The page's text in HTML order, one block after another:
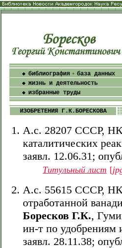
библиография + база данных
жизнь и деятельность
избранные труды
ИЗОБРЕТЕНИЯ Г.К.БОРЕСКОВА
А.с. 28207 СССР,
каталитических
заявл. 12.06.31;
Титульный лист [
А.с. 55615 СССР,
отработанной
Боресков Г.К.,
ин-т по удобрениям
заявл. 28.11.38;